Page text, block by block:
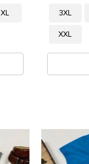
XL 3XL
XXL